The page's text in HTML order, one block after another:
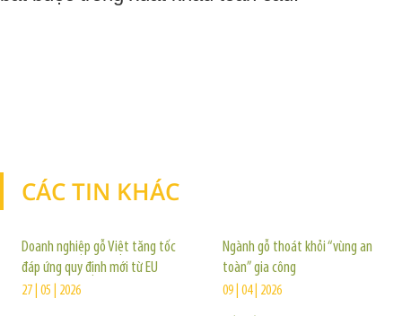
CÁC TIN KHÁC
Doanh nghiệp gỗ Việt tăng tốc
đáp ứng quy định mới từ EU
27 | 05 | 2026
Ngành gỗ thoát khỏi “vùng an
toàn” gia công
09 | 04 | 2026